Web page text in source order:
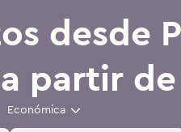
desde
partir de
Económica